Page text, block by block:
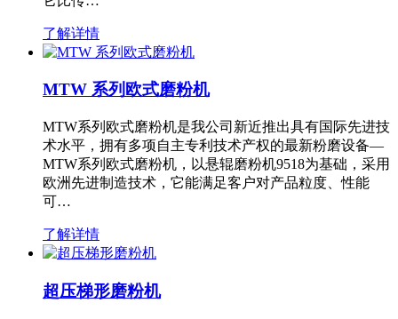
了解详情
MTW 系列欧式磨粉机
MTW系列欧式磨粉机是我公司新近推出具有国际先进技
术水平，拥有多项自主专利技术产权的最新粉磨设备—
MTW系列欧式磨粉机，以悬辊磨粉机9518为基础，采用
欧洲先进制造技术，它能满足客户对产品粒度、性能
可…
了解详情
超压梯形磨粉机